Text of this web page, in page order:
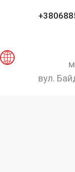
м.
вул.